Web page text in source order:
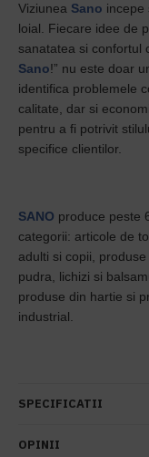
Viziunea Sano incepe
loial. Fiecare idee de
sanatatea si confortul
Sano!” nu este doar
identifica problemele
calitate, dar si
pentru a fi potrivit
specifice clientilor.
SANO produce peste
categorii: articole de
adulti si copii,
pudra, lichizi si
produse din hartie si
industrial.
SPECIFICATII
OPINII